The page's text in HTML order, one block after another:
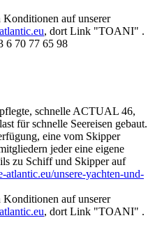
auf unserer
, dort Link "TOANI" .
6 70 77 65 98
schnelle ACTUAL 46,
für schnelle Seereisen gebaut.
eine vom Skipper
jeder eine eigene
zu Schiff und Skipper auf
atlantic.eu/unsere-yachten-und-
auf unserer
, dort Link "TOANI" .